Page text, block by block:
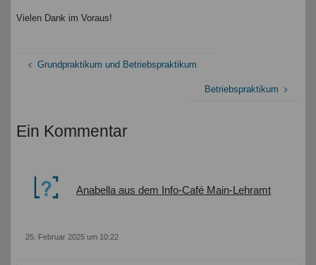
Vielen Dank im Voraus!
Grundpraktikum und Betriebspraktikum
Betriebspraktikum
Ein Kommentar
Anabella aus dem Info-Café Main-Lehramt
25. Februar 2025 um 10:22